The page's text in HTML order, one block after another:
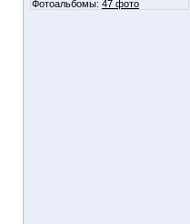
Фотоальбомы: 47 фото